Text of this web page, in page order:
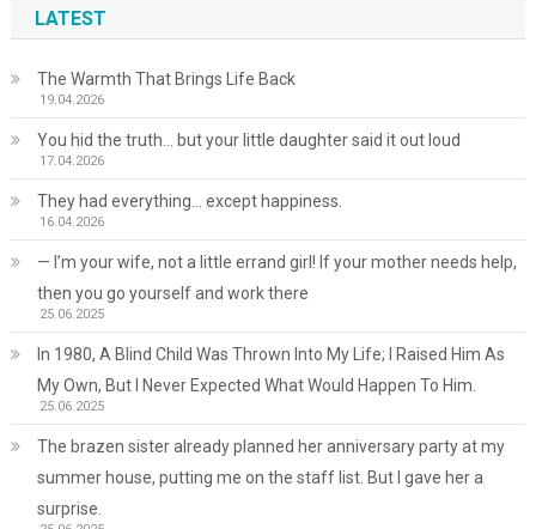
LATEST
The Warmth That Brings Life Back
19.04.2026
You hid the truth… but your little daughter said it out loud
17.04.2026
They had everything… except happiness.
16.04.2026
— I’m your wife, not a little errand girl! If your mother needs help,
then you go yourself and work there
25.06.2025
In 1980, A Blind Child Was Thrown Into My Life; I Raised Him As
My Own, But I Never Expected What Would Happen To Him.
25.06.2025
The brazen sister already planned her anniversary party at my
summer house, putting me on the staff list. But I gave her a
surprise.